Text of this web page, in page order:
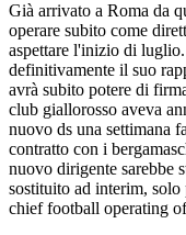
Già arrivato a Roma da
operare subito come
aspettare l'inizio di
definitivamente il suo
avrà subito potere di
club giallorosso aveva
nuovo ds una settimana
contratto con i
nuovo dirigente sarebbe
sostituito ad interim,
chief football operating